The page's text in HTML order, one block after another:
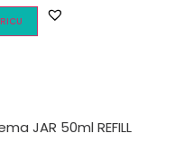
JAR 50ml REFILL